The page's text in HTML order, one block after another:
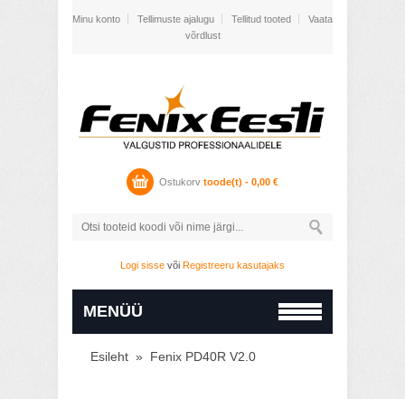
Minu konto Tellimuste ajalugu Tellitud tooted
Vaata
võrdlust
Ostukorv toode(t) - 0,00 €
Logi sisse või Registreeru kasutajaks
MENÜÜ
Esileht » Fenix PD40R V2.0